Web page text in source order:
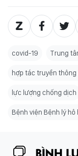
covid-19 Trung
hợp tác truyền
lực lượng chống dịch
Bệnh viện Bệnh lý
BÌNH